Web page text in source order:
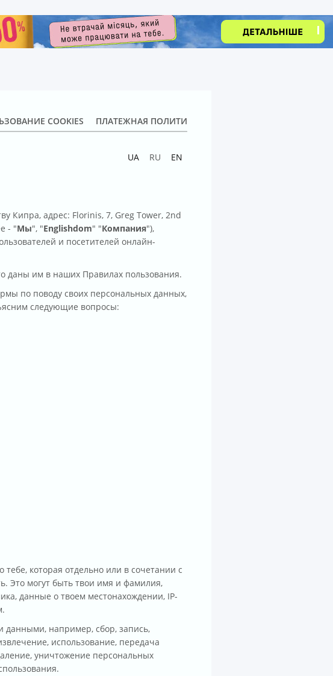
COOKIES ПЛАТЕЖНАЯ ПОЛИТИКА
UA RU EN
Кипра, адрес: Florinis, 7, Greg Tower, 2nd
- "Мы", "Englishdom" "Компания"),
и посетителей онлайн-
даны им в наших Правилах пользования.
по поводу своих персональных данных,
следующие вопросы:
которая отдельно или в сочетании с
Это могут быть твои имя и фамилия,
данные о твоем местонахождении, IP-
данными, например, сбор, запись,
использование, передача
уничтожение персональных